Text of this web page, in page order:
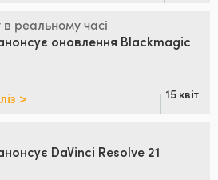
реальному часі
оновлення Blackmagic
> 15 квіт
DaVinci Resolve 21